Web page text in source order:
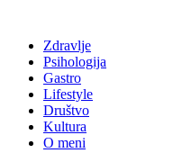
Zdravlje
Psihologija
Gastro
Lifestyle
Društvo
Kultura
O meni